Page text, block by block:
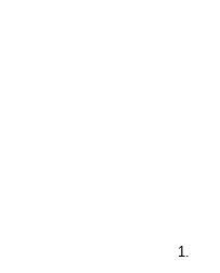
1.